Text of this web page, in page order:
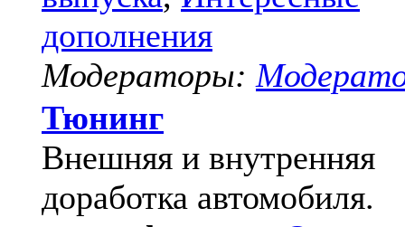
дополнения
Модераторы:
Тюнинг
Внешняя и внутренняя
доработка автомобиля.